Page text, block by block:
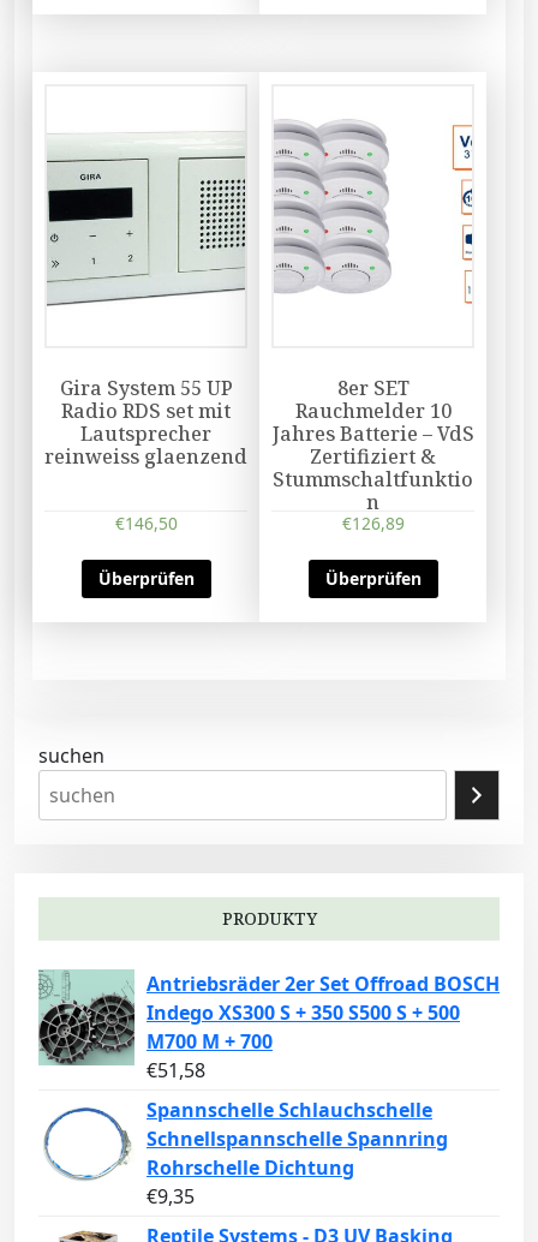
Gira System 55 UP
Radio RDS set mit
Lautsprecher
reinweiss glaenzend
€146,50
Überprüfen
8er SET
Rauchmelder 10
Jahres Batterie – VdS
Zertifiziert &
Stummschaltfunktio
n
€126,89
Überprüfen
suchen
PRODUKTY
Antriebsräder 2er Set Offroad BOSCH
Indego XS300 S + 350 S500 S + 500
M700 M + 700
€51,58
Spannschelle Schlauchschelle
Schnellspannschelle Spannring
Rohrschelle Dichtung
€9,35
Reptile Systems - D3 UV Basking